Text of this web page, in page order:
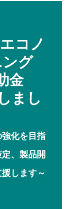
コノ
ング
金
まし
化を目指
、製品開
します～